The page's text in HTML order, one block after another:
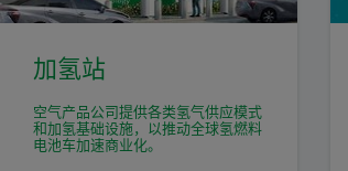
加氢站
空气产品公司提供各类氢气供应模式
和加氢基础设施，以推动全球氢燃料
电池车加速商业化。